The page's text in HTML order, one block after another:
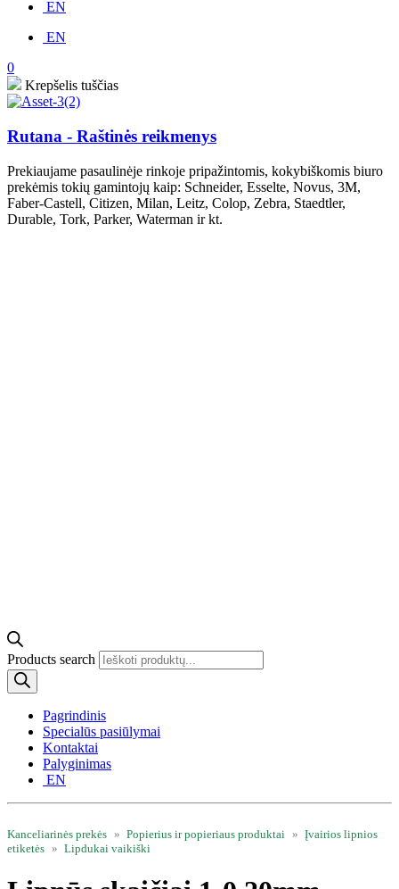
EN
EN
0
Krepšelis tuščias
Rutana - Raštinės reikmenys
Prekiaujame pasaulinėje rinkoje pripažintomis, kokybiškomis biuro
prekėmis tokių gamintojų kaip: Schneider, Esselte, Novus, 3M,
Faber-Castell, Citizen, Milan, Leitz, Colop, Zebra, Staedtler,
Durable, Tork, Parker, Waterman ir kt.
Products search
Pagrindinis
Specialūs pasiūlymai
Kontaktai
Palyginimas
EN
Kanceliarinės prekės » Popierius ir popieriaus produktai » Įvairios lipnios
etiketės » Lipdukai vaikiški